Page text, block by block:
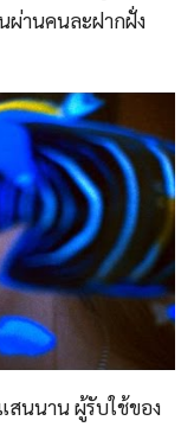
ผ่านคนละฝากฝั่ง
สนนาน ผู้รับใช้ของ